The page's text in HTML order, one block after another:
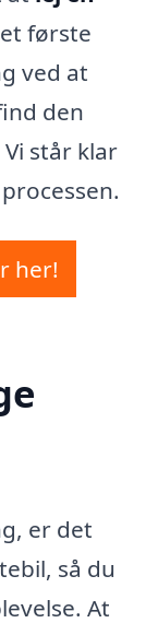
første
ved at
den
står klar
her!
er det
så du
At